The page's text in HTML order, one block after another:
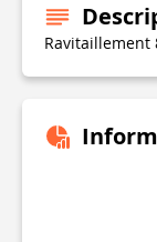
Ravitaillement